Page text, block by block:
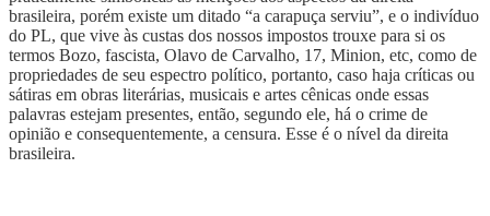
brasileira, porém existe um ditado “a carapuça serviu”, e o indivíduo
do PL, que vive às custas dos nossos impostos trouxe para si os
termos Bozo, fascista, Olavo de Carvalho, 17, Minion, etc, como de
propriedades de seu espectro político, portanto, caso haja críticas ou
sátiras em obras literárias, musicais e artes cênicas onde essas
palavras estejam presentes, então, segundo ele, há o crime de
opinião e consequentemente, a censura. Esse é o nível da direita
brasileira.